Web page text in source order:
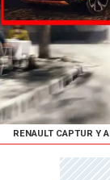
RENAULT CAPTUR Y